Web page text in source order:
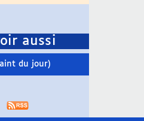
aussi
du jour)